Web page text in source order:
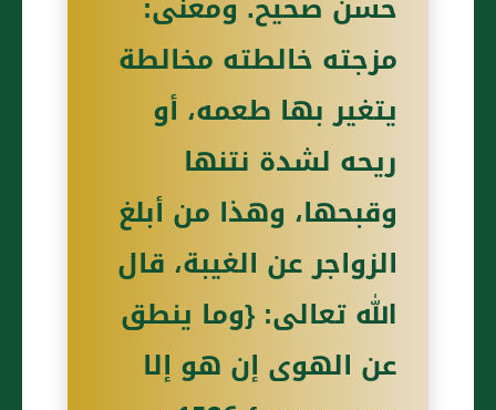
مزجته خالطته مخالطة
يتغير بها طعمه، أو
ريحه لشدة نتنها
وقبحها، وهذا من أبلغ
الزواجر عن الغيبة، قال
الله تعالى: {وما ينطق
عن الهوى إن هو إلا